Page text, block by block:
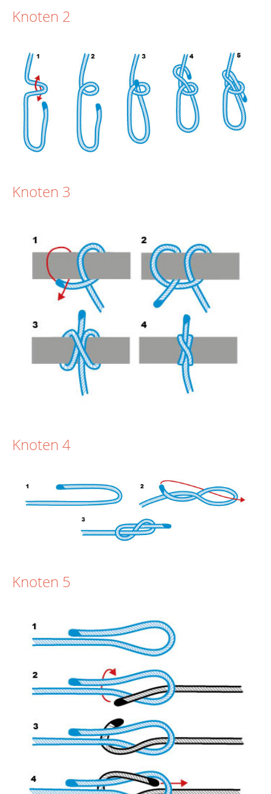
Knoten 2
Knoten 3
Knoten 4
Knoten 5